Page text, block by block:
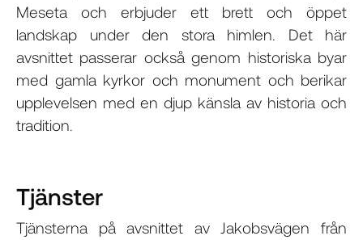
Meseta och erbjuder ett brett och öppet
landskap under den stora himlen. Det här
avsnittet passerar också genom historiska byar
med gamla kyrkor och monument och berikar
upplevelsen med en djup känsla av historia och
tradition.
Tjänster
Tjänsterna på avsnittet av Jakobsvägen från